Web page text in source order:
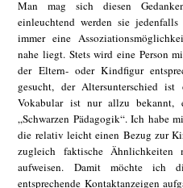
Man mag sich diesen
einleuchtend werden sie
immer eine
nahe liegt. Stets wird eine Person
der Eltern- oder Kindfigur
gesucht, der Altersunterschied
Vokabular ist nur allzu bekannt,
„Schwarzen Pädagogik“. Ich habe
die relativ leicht einen Bezug zur
zugleich faktische
aufweisen. Damit möchte ich
entsprechende Kontaktanzeigen